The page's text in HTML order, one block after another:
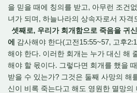
을 믿을 때에 칭의를 받고, 아무런 조건
녀가 되며, 하늘나라의 상속자로서 자격
셋째로, 우리가 회개함으로 죽음을 귀
에 감사해야 한다(고전15:55~57, 고후
해야 한다. 이러한 회개는 누가 대신 해
해야 할 몫이다. 그렇다면 회개를 했을
받을 수 있는가? 그것은 둘째 사망의 해
신이 비록 죽는다고 해도 영원한 멸망의